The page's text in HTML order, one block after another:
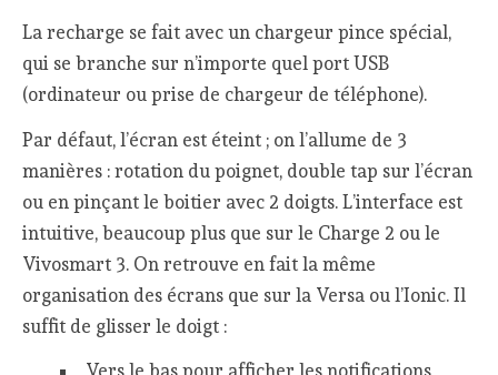
La recharge se fait avec un chargeur pince spécial,
qui se branche sur n’importe quel port USB
(ordinateur ou prise de chargeur de téléphone).
Par défaut, l’écran est éteint ; on l’allume de 3
manières : rotation du poignet, double tap sur l’écran
ou en pinçant le boitier avec 2 doigts. L’interface est
intuitive, beaucoup plus que sur le Charge 2 ou le
Vivosmart 3. On retrouve en fait la même
organisation des écrans que sur la Versa ou l’Ionic. Il
suffit de glisser le doigt :